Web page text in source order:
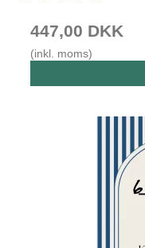
447,00 DKK
(inkl. moms)